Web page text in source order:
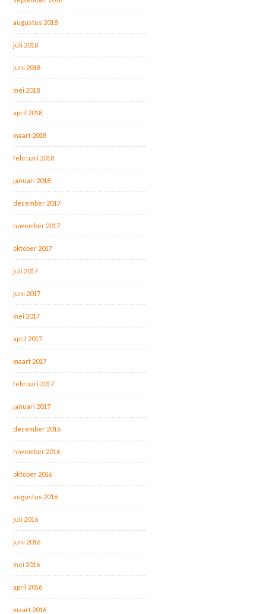
augustus 2018
juli 2018
juni 2018
mei 2018
april 2018
maart 2018
februari 2018
januari 2018
december 2017
november 2017
oktober 2017
juli 2017
juni 2017
mei 2017
april 2017
maart 2017
februari 2017
januari 2017
december 2016
november 2016
oktober 2016
augustus 2016
juli 2016
juni 2016
mei 2016
april 2016
maart 2016